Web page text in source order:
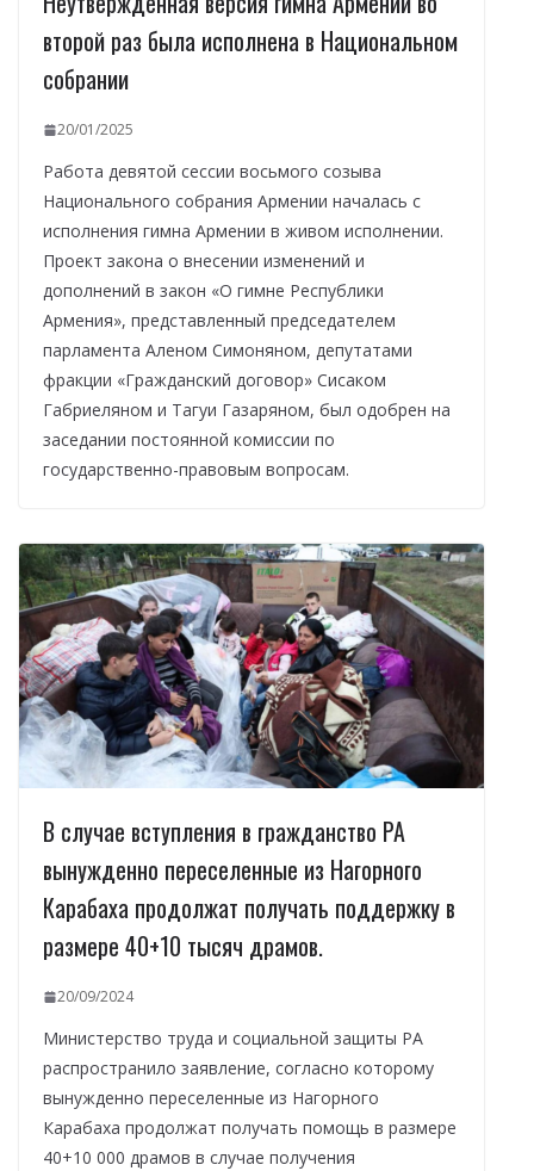
второй раз была исполнена в Национальном
собрании
20/01/2025
Работа девятой сессии восьмого созыва
Национального собрания Армении началась с
исполнения гимна Армении в живом исполнении.
Проект закона о внесении изменений и
дополнений в закон «О гимне Республики
Армения», представленный председателем
парламента Аленом Симоняном, депутатами
фракции «Гражданский договор» Сисаком
Габриеляном и Тагуи Газаряном, был одобрен на
заседании постоянной комиссии по
государственно-правовым вопросам.
В случае вступления в гражданство РА
вынужденно переселенные из Нагорного
Карабаха продолжат получать поддержку в
размере 40+10 тысяч драмов.
20/09/2024
Министерство труда и социальной защиты РА
распространило заявление, согласно которому
вынужденно переселенные из Нагорного
Карабаха продолжат получать помощь в размере
40+10 000 драмов в случае получения